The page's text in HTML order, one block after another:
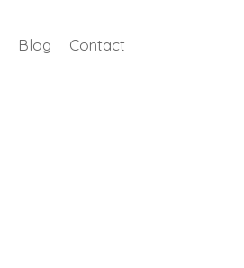
Blog Contact